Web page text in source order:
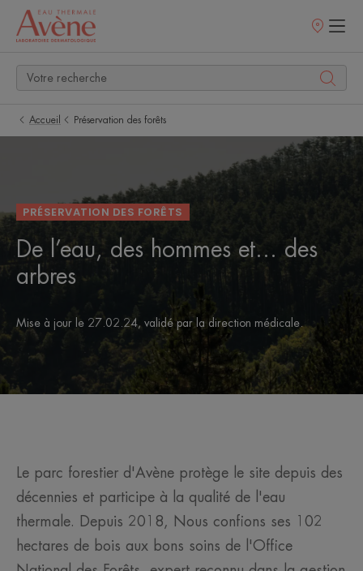
Points
Accueil Préservation des forêts
PRÉSERVATION DES FORÊTS
De l’eau, des hommes et… des
arbres
Mise à jour le 27.02.24 , validé par la direction médicale
Le parc forestier d'Avène protège le site depuis des
décennies et participe à la qualité de l'eau
thermale. Depuis 2018, Nous confions ses 102
hectares de bois aux bons soins de l'Office